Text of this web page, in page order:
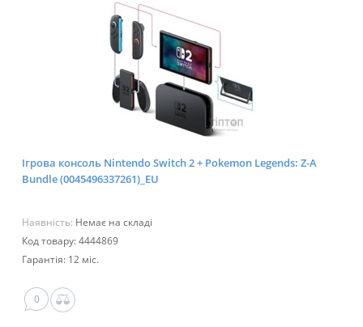
Ігрова консоль Nintendo Switch 2 + Pokemon Legends: Z-A
Bundle (0045496337261)_EU
Наявність: Немає на складі
Код товару: 4444869
Гарантія: 12 міс.
0